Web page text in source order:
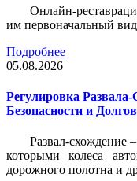
Онлайн-
им первоначальный
Подробнее
05.08.2026
Регулировка
Безопасности и
Развал-схождение
которыми колеса
дорожного полотна и